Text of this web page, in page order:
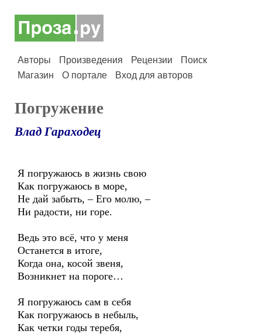
Авторы Произведения Рецензии
Поиск
Магазин
О портале Вход для авторов
Погружение
Влад Гараходец
Я погружаюсь в жизнь свою
Как погружаюсь в море,
Не дай забыть, – Его молю, –
Ни радости, ни горе.
Ведь это всё, что у меня
Останется в итоге,
Когда она, косой звеня,
Возникнет на пороге…
Я погружаюсь сам в себя
Как погружаюсь в небыль,
Как четки годы теребя,